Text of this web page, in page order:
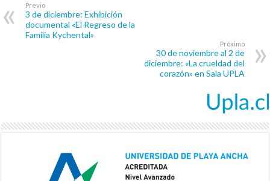
Previo
3 de diciembre: Exhibición
documental «El Regreso de la
Familia Kychental»
Próximo
30 de noviembre al 2 de
diciembre: «La crueldad del
corazón» en Sala UPLA